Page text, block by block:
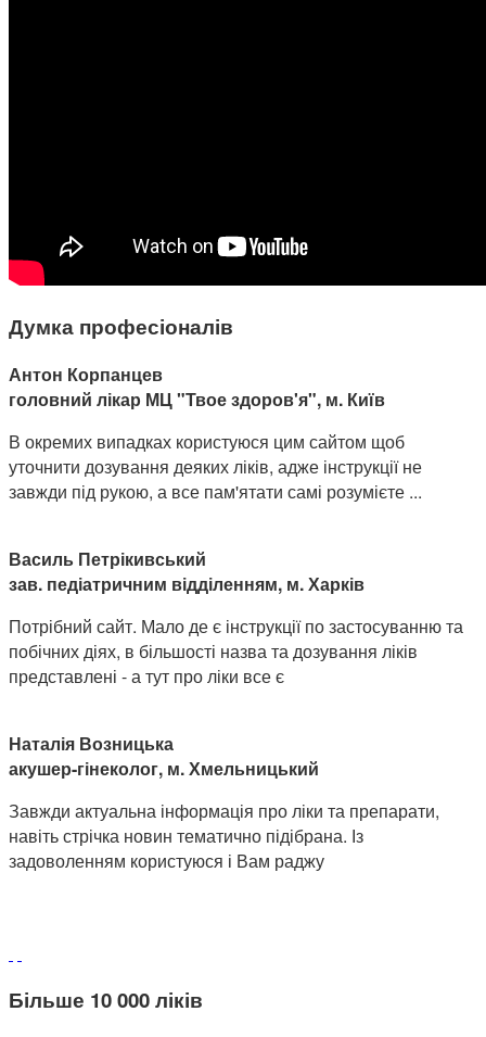
Думка професіоналів
Антон Корпанцев
головний лікар МЦ "Твое здоров'я", м. Київ
В окремих випадках користуюся цим сайтом щоб
уточнити дозування деяких ліків, адже інструкції не
завжди під рукою, а все пам'ятати самі розумієте ...
Василь Петрікивський
зав. педіатричним відділенням, м. Харків
Потрібний сайт. Мало де є інструкції по застосуванню та
побічних діях, в більшості назва та дозування ліків
представлені - а тут про ліки все є
Наталія Возницька
акушер-гінеколог, м. Хмельницький
Завжди актуальна інформація про ліки та препарати,
навіть стрічка новин тематично підібрана. Із
задоволенням користуюся і Вам раджу
Більше 10 000 ліків